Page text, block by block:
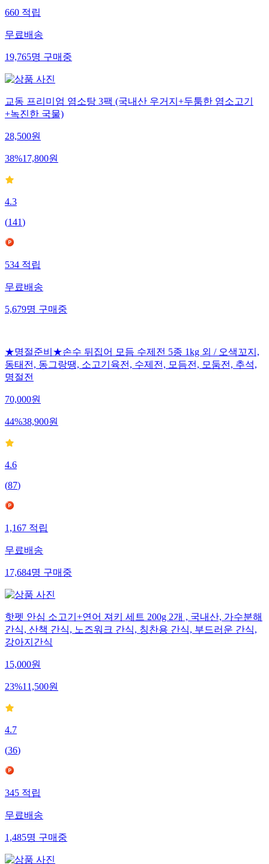
660적립
무료배송
19,765명구매중
교동 프리미엄 염소탕 3팩 (국내산 우거지+두툼한 염소고기
+녹진한 국물)
28,500원
38%17,800원
4.3
(141)
534적립
무료배송
5,679명구매중
★명절준비★손수 뒤집어 모듬 수제전 5종 1kg 외 / 오색꼬지,
동태전, 동그랑땡, 소고기육전, 수제전, 모듬전, 모둠전, 추석,
명절전
70,000원
44%38,900원
4.6
(87)
1,167적립
무료배송
17,684명구매중
핫펫 안심 소고기+연어 져키 세트 200g 2개 , 국내산, 가수분해
간식, 산책 간식, 노즈워크 간식, 칭찬용 간식, 부드러운 간식,
강아지간식
15,000원
23%11,500원
4.7
(36)
345적립
무료배송
1,485명구매중